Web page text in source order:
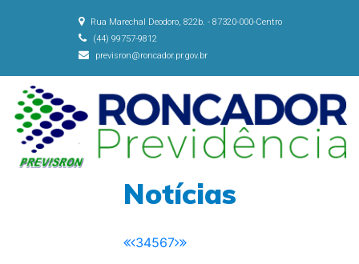
Rua Marechal Deodoro, 822b. - 87320-000-Centro
(44) 99757-9812
previsron@roncador.pr.gov.br
Notícias
34567